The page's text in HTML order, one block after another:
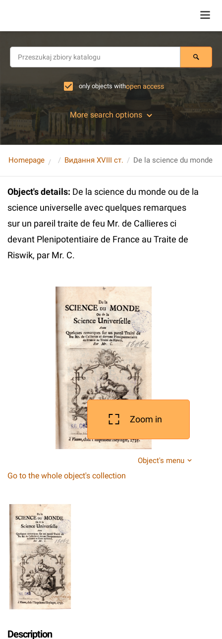
only objects withopen access
More search options
Homepage Видання XVIII ст.
Object's details: De la science du monde ou de la
science universelle avec quelques remarques
sur un pareil traite de feu Mr. de Callieres ci
devant Plenipotentiaire de France au Traite de
Riswik, par Mr. C.
Zoom in
Object's menu
Go to the whole object's collection
Description